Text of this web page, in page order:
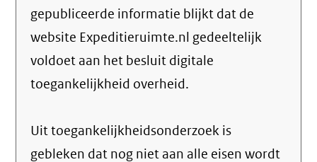
gepubliceerde informatie blijkt dat de
website Expeditieruimte.nl gedeeltelijk
voldoet aan het besluit digitale
toegankelijkheid overheid.
Uit toegankelijkheidsonderzoek is
gebleken dat nog niet aan alle eisen wordt